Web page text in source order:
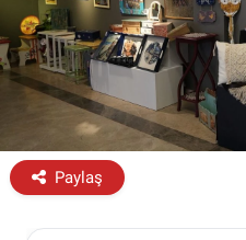
Paylaş
Eskişehir Hava
Eskişehir Tramvay
Eskişehir Otobüs